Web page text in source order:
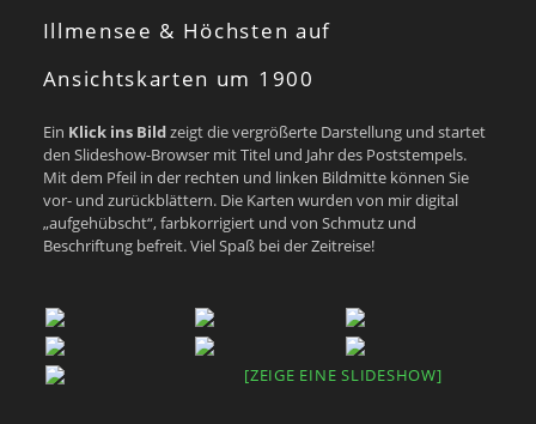
Illmensee & Höchsten auf
Ansichtskarten um 1900
Ein Klick ins Bildzeigt die vergrößerte Darstellung und startet
den Slideshow-Browser mit Titel und Jahr des Poststempels.
Mit dem Pfeil in der rechten und linken Bildmitte können Sie
vor- und zurückblättern. Die Karten wurden von mir digital
„aufgehübscht“, farbkorrigiert und von Schmutz und
Beschriftung befreit. Viel Spaß bei der Zeitreise!
[ZEIGE EINE SLIDESHOW]